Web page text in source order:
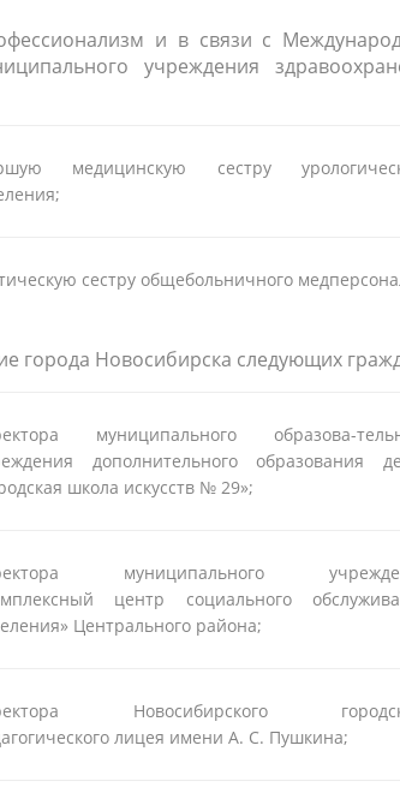
и в связи с
учреждения
медицинскую сестру
сестру общебольничного
города Новосибирска следующих
муниципального образова-
дополнительного образования
школа искусств № 29»;
муниципального
центр социального
Центрального района;
Новосибирского
лицея имени А. С. Пушкина;